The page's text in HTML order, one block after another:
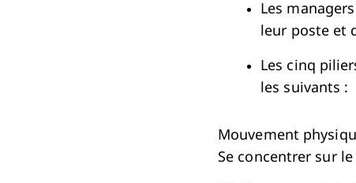
Les
leur poste et
Les cinq
les suivants :
Mouvement
Se concentrer sur